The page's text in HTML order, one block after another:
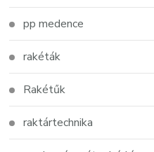
pp medence
rakéták
Rakétűk
raktártechnika